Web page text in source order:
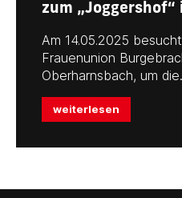
zum „Joggershof“
Am 14.05.2025
Frauenunion
Oberharnsbach, um
weiterlesen